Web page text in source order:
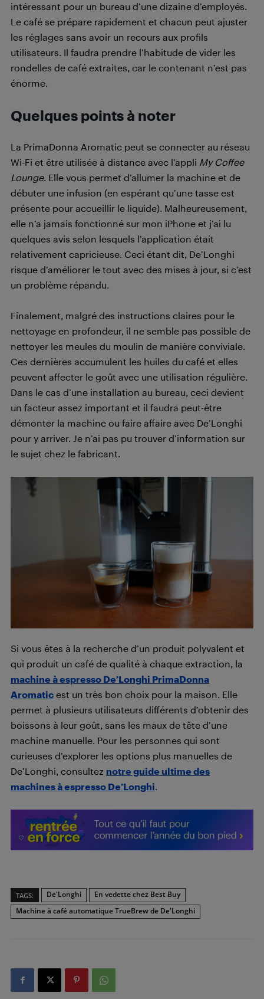
intéressant pour un bureau d’une dizaine d’employés.
Le café se prépare rapidement et chacun peut ajuster
les réglages sans avoir un recours aux profils
utilisateurs. Il faudra prendre l’habitude de vider les
rondelles de café extraites, car le contenant n’est pas
énorme.
Quelques points à noter
La PrimaDonna Aromatic peut se connecter au réseau
Wi-Fi et être utilisée à distance avec l’appli My Coffee
Lounge. Elle vous permet d’allumer la machine et de
débuter une infusion (en espérant qu’une tasse est
présente pour accueillir le liquide). Malheureusement,
elle n’a jamais fonctionné sur mon iPhone et j’ai lu
quelques avis selon lesquels l’application était
relativement capricieuse. Ceci étant dit, De’Longhi
risque d’améliorer le tout avec des mises à jour, si c’est
un problème répandu.
Finalement, malgré des instructions claires pour le
nettoyage en profondeur, il ne semble pas possible de
nettoyer les meules du moulin de manière conviviale.
Ces dernières accumulent les huiles du café et elles
peuvent affecter le goût avec une utilisation régulière.
Dans le cas d’une installation au bureau, ceci devient
un facteur assez important et il faudra peut-être
démonter la machine ou faire affaire avec De’Longhi
pour y arriver. Je n’ai pas pu trouver d’information sur
le sujet chez le fabricant.
Si vous êtes à la recherche d’un produit polyvalent et
qui produit un café de qualité à chaque extraction, la
machine à espresso De’Longhi PrimaDonna
Aromatic est un très bon choix pour la maison. Elle
permet à plusieurs utilisateurs différents d’obtenir des
boissons à leur goût, sans les maux de tête d’une
machine manuelle. Pour les personnes qui sont
curieuses d’explorer les options plus manuelles de
De’Longhi, consultez notre guide ultime des
machines à espresso De’Longhi.
TAGS: De'Longhi
En vedette chez Best Buy
Machine à café automatique TrueBrew de De'Longhi